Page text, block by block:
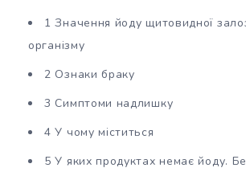
1 Значення йоду щитовидної
організму
2 Ознаки браку
3 Симптоми надлишку
4 У чому міститься
5 У яких продуктах немає йоду.